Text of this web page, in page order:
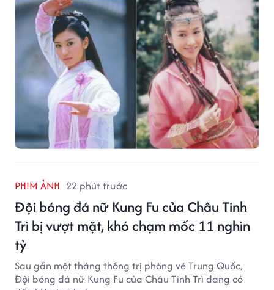
PHIM ẢNH 22 phút trước
Đội bóng đá nữ Kung Fu của Châu Tinh
Trì bị vượt mặt, khó chạm mốc 11 nghìn
tỷ
Sau gần một tháng thống trị phòng vé Trung Quốc,
Đội bóng đá nữ Kung Fu của Châu Tinh Trì đang có